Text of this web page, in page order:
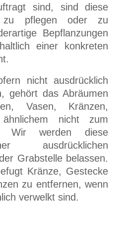
sind, sind diese
pflegen oder zu
Bepflanzungen
einer konkreten
nicht ausdrücklich
gehört das Abräumen
Vasen, Kränzen,
nicht zum
Wir werden diese
ausdrücklichen
Grabstelle belassen.
Kränze, Gestecke
zu entfernen, wenn
verwelkt sind.